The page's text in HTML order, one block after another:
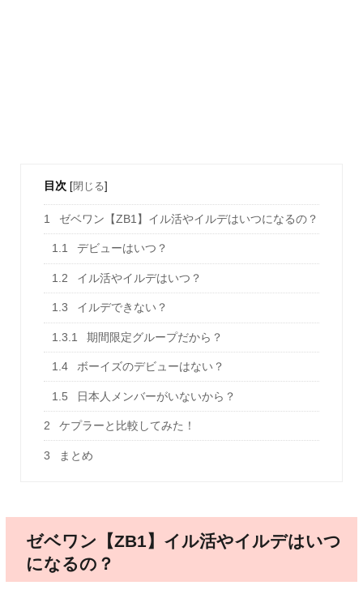
目次 [閉じる]
1 ゼベワン【ZB1】イル活やイルデはいつになるの？
1.1 デビューはいつ？
1.2 イル活やイルデはいつ？
1.3 イルデできない？
1.3.1 期間限定グループだから？
1.4 ボーイズのデビューはない？
1.5 日本人メンバーがいないから？
2 ケプラーと比較してみた！
3 まとめ
ゼベワン【ZB1】イル活やイルデはいつ
になるの？